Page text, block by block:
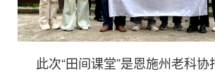
此次“田间课堂”是恩施州老科